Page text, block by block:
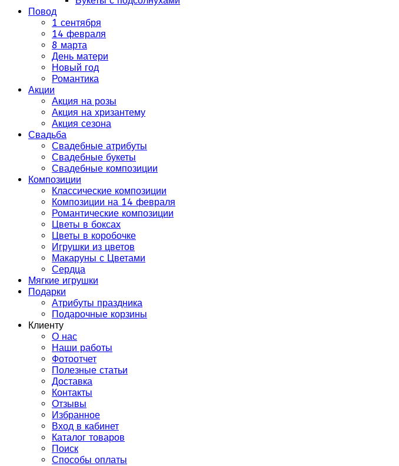
Повод
1 сентября
14 февраля
8 марта
День матери
Новый год
Романтика
Акции
Акция на розы
Акция на хризантему
Акция сезона
Свадьба
Свадебные атрибуты
Свадебные букеты
Свадебные композиции
Композиции
Классические композиции
Композиции на 14 февраля
Романтические композиции
Цветы в боксах
Цветы в коробочке
Игрушки из цветов
Макаруны с Цветами
Сердца
Мягкие игрушки
Подарки
Атрибуты праздника
Подарочные корзины
Клиенту
О нас
Наши работы
Фотоотчет
Полезные статьи
Доставка
Контакты
Отзывы
Избранное
Вход в кабинет
Каталог товаров
Поиск
Способы оплаты